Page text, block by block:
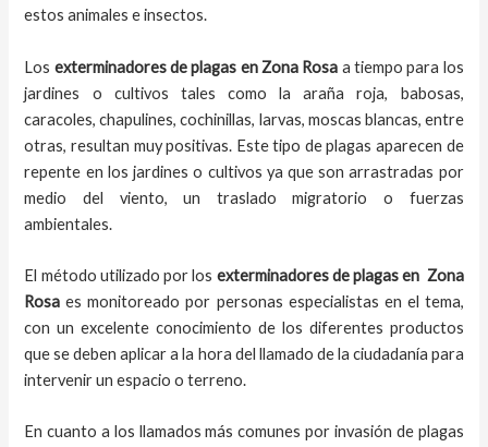
estos animales e insectos.
Los exterminadores de plagas en Zona Rosa a tiempopara los
jardines o cultivos tales como la araña roja, babosas,
caracoles, chapulines, cochinillas, larvas, moscas blancas, entre
otras, resultan muy positivas. Este tipo de plagas aparecen de
repente en los jardines o cultivos ya que son arrastradas por
medio del viento, un traslado migratorio o fuerzas
ambientales.
El método utilizado por los exterminadores de plagas en Zona
Rosa es monitoreado por personas especialistas en el tema,
con un excelente conocimiento de los diferentes productos
que se deben aplicar a la hora del llamado de la ciudadanía para
intervenir un espacio o terreno.
En cuanto a los llamados más comunes por invasión de plagas